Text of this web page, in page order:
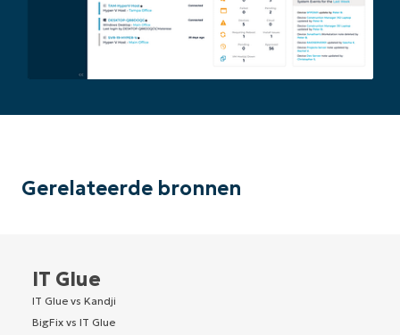
Gerelateerde bronnen
IT Glue
IT Glue vs Kandji
BigFix vs IT Glue